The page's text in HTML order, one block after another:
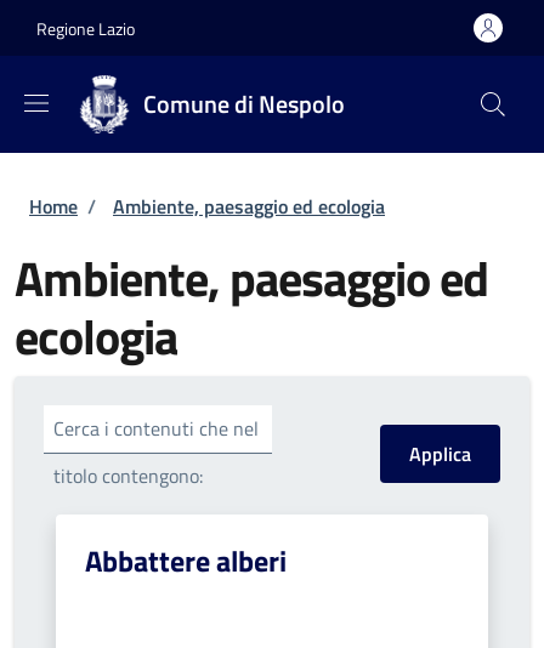
Regione Lazio
Comune di Nespolo
Briciole di pane
Home / Ambiente, paesaggio ed ecologia
Ambiente, paesaggio ed
ecologia
Cerca i contenuti che nel
titolo contengono:
Abbattere alberi